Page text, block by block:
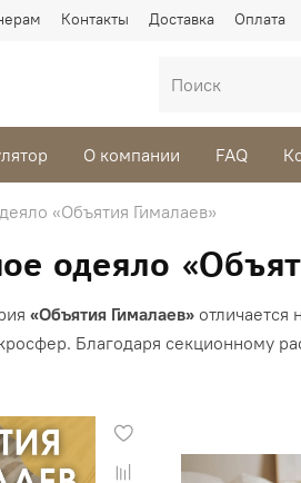
Контакты Доставка Оплата
О компании FAQ
«Объятия Гималаев»
одеяло
«Объятия Гималаев» отличается
Благодаря секционному